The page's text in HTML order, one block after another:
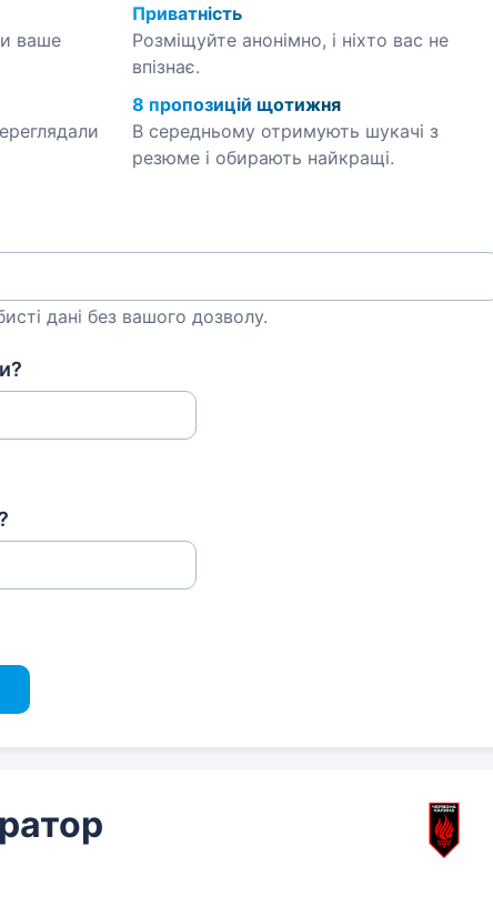
ваше
Приватність
Розміщуйте анонімно, і ніхто вас не
впізнає.
8 пропозицій щотижня
В середньому отримують шукачі з
резюме і обирають найкращі.
дані без вашого дозволу.